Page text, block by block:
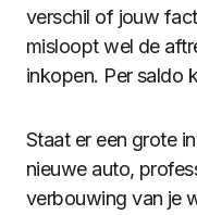
verschil of jouw
misloopt wel de
inkopen. Per saldo
Staat er een grote
nieuwe auto,
verbouwing van je